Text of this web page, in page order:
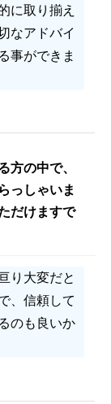
に取り揃え
なアドバイ
事ができま
方の中で、
っしゃいま
だけますで
り大変だと
、信頼して
のも良いか